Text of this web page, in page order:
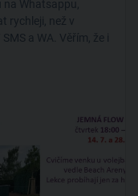
Whatsappu,
rychleji, než v
a WA. Věřím, že i